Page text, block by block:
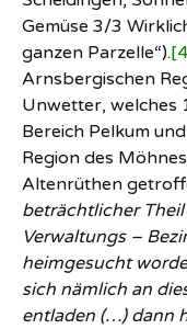
Gemüse 3/3
ganzen Parzelle“).
Arnsbergischen
Unwetter, welches
Bereich Pelkum
Region des
Altenrüthen
beträchtlicher
Verwaltungs –
heimgesucht
sich nämlich an
entladen (…) dann